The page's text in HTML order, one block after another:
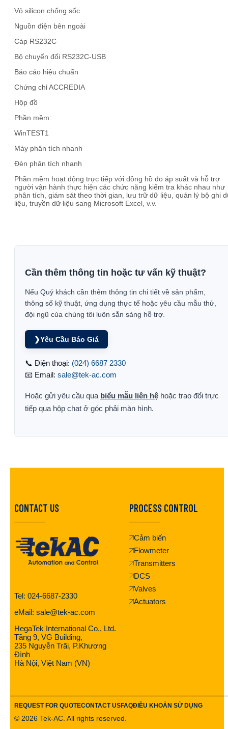
Vỏ silicon chống sốc
Nguồn điện bên ngoài
Cáp RS232C
Bộ chuyển đổi RS232C-USB
Báo cáo hiệu chuẩn
Chứng chỉ ACCREDIA
Hộp đồ
Phần mềm:
WinTEST1
Máy phân tích nhanh
Đèn phân tích nhanh
Phần mềm hoạt động trực tiếp với đồng hồ đo áp suất và hỗ trợ
người vận hành thực hiện các chức năng kiểm tra khác nhau như
phân tích, giám sát theo thời gian, lưu trữ dữ liệu, quản lý bộ ghi
liệu, truyền dữ liệu sang Microsoft Excel, v.v.
Cần thêm thông tin hoặc tư vấn kỹ thuật?
Nếu Quý khách cần thêm thông tin chi tiết về sản phẩm,
thông số kỹ thuật, ứng dụng thực tế hoặc yêu cầu mẫu thử,
đội ngũ của chúng tôi luôn sẵn sàng hỗ trợ.
❯Yêu Cầu Báo Giá
📞 Điện thoại: (024) 6687 2330
📧 Email: sale@tek-ac.com
Hoặc gửi yêu cầu qua biểu mẫu liên hệ hoặc trao đổi trực
tiếp qua hộp chat ở góc phải màn hình.
CONTACT US
Tel: 024-6687-2330
eMail: sale@tek-ac.com
HegaTek International Co., Ltd.
Tầng 9, VG Building,
235 Nguyễn Trãi, P.Khương
Đình
Hà Nội, Việt Nam (VN)
PROCESS CONTROL
Cảm biến
Flowmeter
Transmitters
DCS
Valves
Actuators
REQUEST FOR QUOTECONTACT USFAQĐIỀU KHOẢN SỬ DỤNG
© 2026 Tek-AC. All rights reserved.